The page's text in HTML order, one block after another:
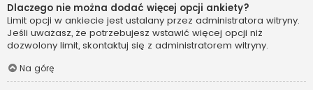
Dlaczego nie można dodać więcej opcji ankiety?
Limit opcji w ankiecie jest ustalany przez administratora witryny.
Jeśli uważasz, że potrzebujesz wstawić więcej opcji niż
dozwolony limit, skontaktuj się z administratorem witryny.
Na górę